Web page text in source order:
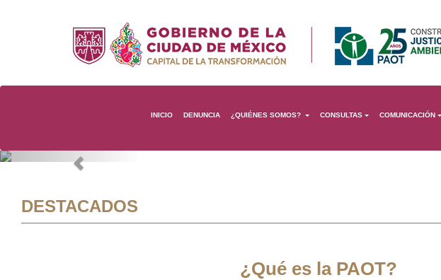
INICIO DENUNCIA ¿QUIÉNES SOMOS? CONSULTAS COMUNICACIÓN
Previous
DESTACADOS
¿Qué es la PAOT?